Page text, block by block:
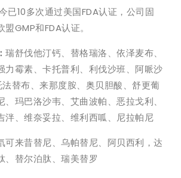
已10多次通过美国FDA认证，公司固
GMP和FDA认证。
瑞舒伐他汀钙、替格瑞洛、依泽麦布、
力霉素、卡托普利、利伐沙班、阿哌沙
替布、来那度胺、奥贝胆酸、舒更葡
玛巴洛沙韦、艾曲波帕、恶拉戈利、
泮、维奈妥拉、维利西呱、尼拉帕尼
可来昔替尼、乌帕替尼、阿贝西利，达
、替尔泊肽、瑞美替罗